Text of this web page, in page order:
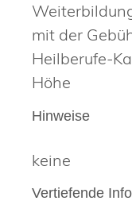
mit der
Heilberufe-
Höhe
Hinweise
keine
Vertiefende